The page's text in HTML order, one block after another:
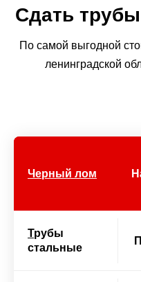
Сдать
По самой выгодной
ленинградской
Черный лом
Трубы
стальные